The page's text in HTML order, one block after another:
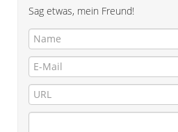
Sag etwas, mein Freund!